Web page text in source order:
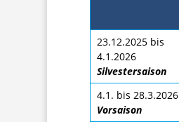
23.12.2025 bis
4.1.2026
Silvestersaison
4.1. bis 28.3.2026
Vorsaison